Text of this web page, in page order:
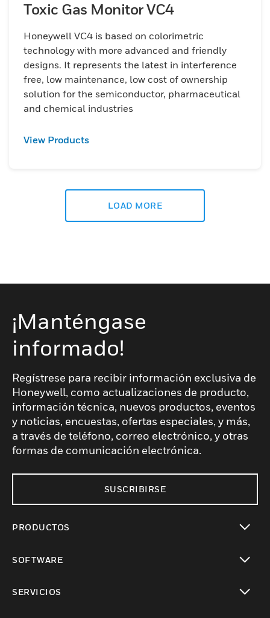
Toxic Gas Monitor VC4
Honeywell VC4 is based on colorimetric
technology with more advanced and friendly
designs. It represents the latest in interference
free, low maintenance, low cost of ownership
solution for the semiconductor, pharmaceutical
and chemical industries
View Products
LOAD MORE
¡Manténgase
informado!
Regístrese para recibir información exclusiva de
Honeywell, como actualizaciones de producto,
información técnica, nuevos productos, eventos
y noticias, encuestas, ofertas especiales, y más,
a través de teléfono, correo electrónico, y otras
formas de comunicación electrónica.
SUSCRIBIRSE
PRODUCTOS
SOFTWARE
SERVICIOS